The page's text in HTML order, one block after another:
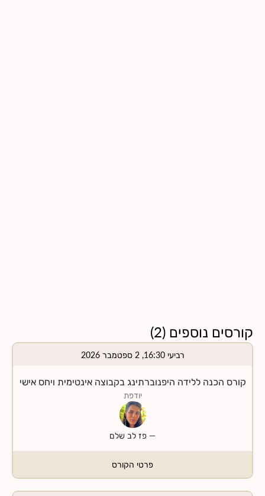
קורסים נוספים (
2
)
רביעי 16:30, 2 ספטמבר 2026
קורס הכנה ללידה היפנוברתינג בקבוצה אינטימית ויחס אישי
יודפת
— פז לב שלם
פרטי הקורס